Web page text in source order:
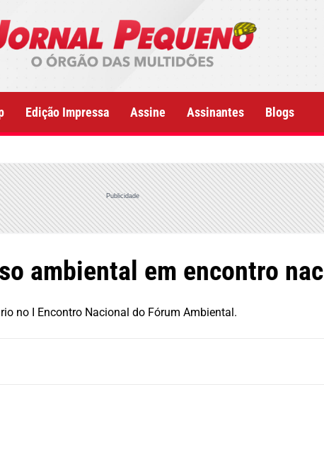
Edição Impressa Assine Assinantes Blogs
Publicidade
ambiental em encontro
no I Encontro Nacional do Fórum Ambiental.